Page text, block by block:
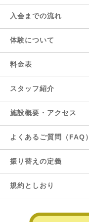
入会までの流れ
体験について
料金表
スタッフ紹介
施設概要・アクセス
よくあるご質問（FAQ）
振り替えの定義
規約としおり